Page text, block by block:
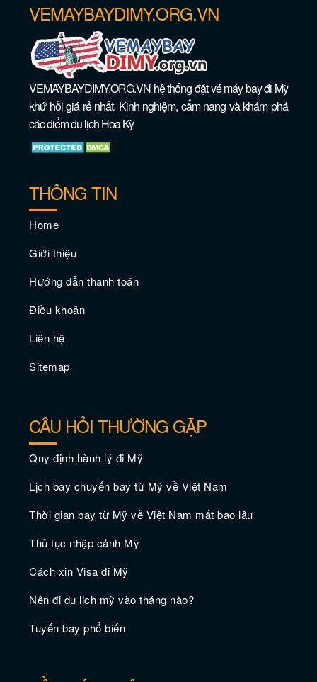
VEMAYBAYDIMY.ORG.VN
VEMAYBAYDIMY.ORG.VN hệ thống đặt vé máy bay đi Mỹ
khứ hồi giá rẻ nhất. Kinh nghiệm, cẩm nang và khám phá
các điểm du lịch Hoa Kỳ
THÔNG TIN
Home
Giới thiệu
Hướng dẫn thanh toán
Điều khoản
Liên hệ
Sitemap
CÂU HỎI THƯỜNG GẶP
Quy định hành lý đi Mỹ
Lịch bay chuyến bay từ Mỹ về Việt Nam
Thời gian bay từ Mỹ về Việt Nam mất bao lâu
Thủ tục nhập cảnh Mỹ
Cách xin Visa đi Mỹ
Nên đi du lịch mỹ vào tháng nào?
Tuyến bay phổ biến